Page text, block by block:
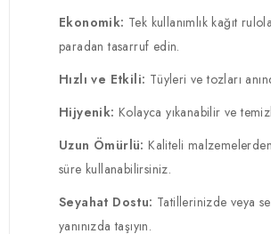
Ekonomik: Tek kullanımlık kağıt
paradan tasarruf edin.
Hızlı ve Etkili: Tüyleri ve tozları
Hijyenik: Kolayca yıkanabilir ve
Uzun Ömürlü: Kaliteli
süre kullanabilirsiniz.
Seyahat Dostu: Tatillerinizde veya
yanınızda taşıyın.